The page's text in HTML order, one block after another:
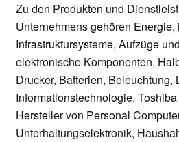
Zu den Produkten und
Unternehmens gehören
Infrastruktursysteme, Aufzüge
elektronische Komponenten,
Drucker, Batterien, Beleuchtung,
Informationstechnologie.
Hersteller von Personal
Unterhaltungselektronik,